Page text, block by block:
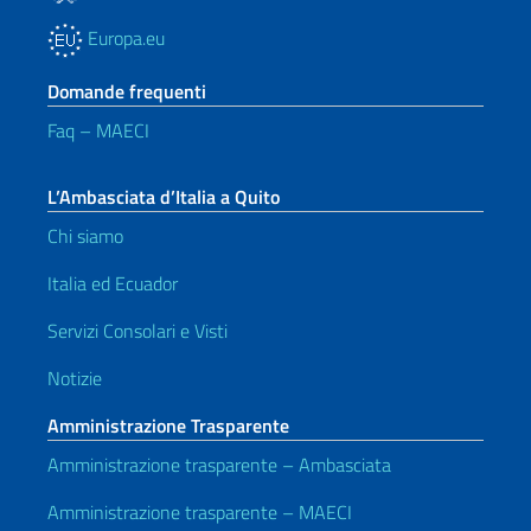
Europa.eu
Domande frequenti
Faq – MAECI
L’Ambasciata d’Italia a Quito
Chi siamo
Italia ed Ecuador
Servizi Consolari e Visti
Notizie
Amministrazione Trasparente
Amministrazione trasparente – Ambasciata
Amministrazione trasparente – MAECI